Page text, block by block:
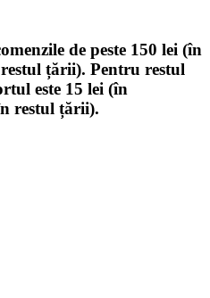
de peste 150 lei (în
țării). Pentru restul
este 15 lei (în
restul țării).